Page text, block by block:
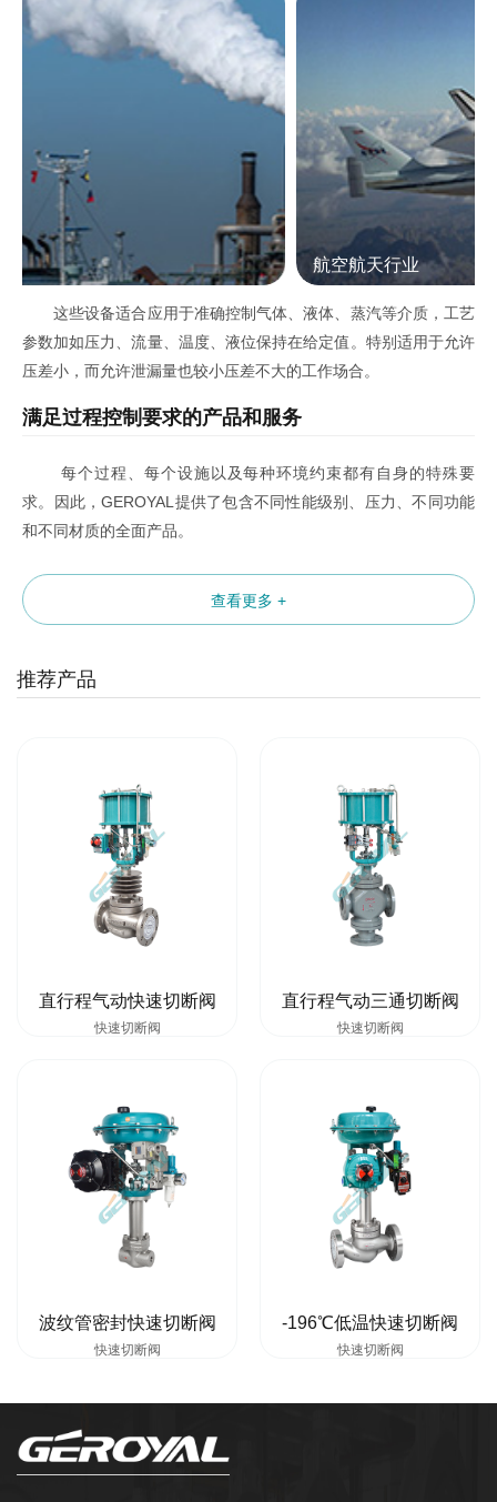
航空航天行业
这些设备适合应用于准确控制气体、液体、蒸汽等介质，工艺
参数加如压力、流量、温度、液位保持在给定值。特别适用于允许
压差小，而允许泄漏量也较小压差不大的工作场合。
满足过程控制要求的产品和服务
每个过程、每个设施以及每种环境约束都有自身的特殊要
求。因此，GEROYAL提供了包含不同性能级别、压力、不同功能
和不同材质的全面产品。
查看更多 +
推荐产品
直行程气动快速切断阀
快速切断阀
直行程气动三通切断阀
快速切断阀
波纹管密封快速切断阀
快速切断阀
-196℃低温快速切断阀
快速切断阀